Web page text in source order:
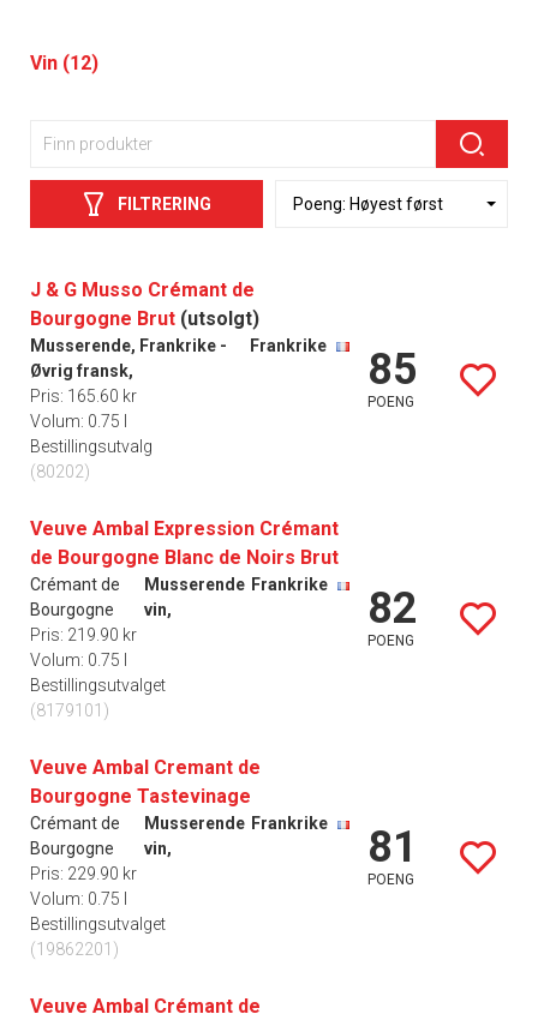
Vin (12)
FILTRERING
J & G Musso Crémant de
Bourgogne Brut (utsolgt)
Musserende, Frankrike -
Øvrig fransk,
Frankrike
Pris: 165.60 kr
Volum: 0.75 l
Bestillingsutvalg
(80202)
85
POENG
Veuve Ambal Expression Crémant
de Bourgogne Blanc de Noirs Brut
Crémant de
Bourgogne
Musserende
vin,
Frankrike
Pris: 219.90 kr
Volum: 0.75 l
Bestillingsutvalget
(8179101)
82
POENG
Veuve Ambal Cremant de
Bourgogne Tastevinage
Crémant de
Bourgogne
Musserende
vin,
Frankrike
Pris: 229.90 kr
Volum: 0.75 l
Bestillingsutvalget
(19862201)
81
POENG
Veuve Ambal Crémant de